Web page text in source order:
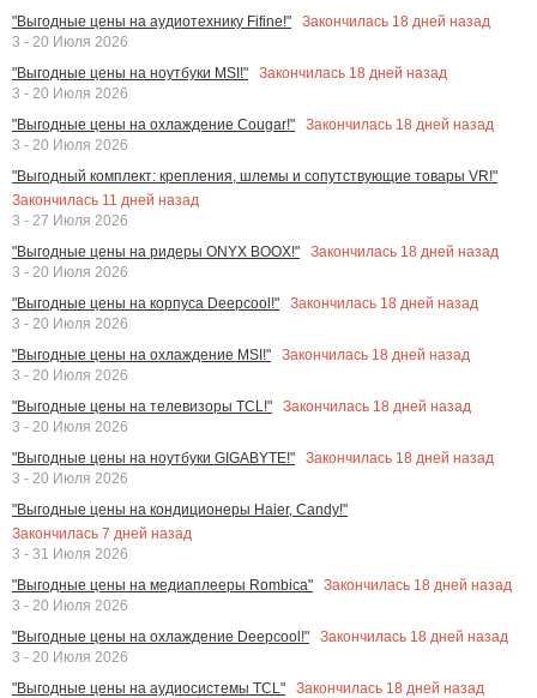
"Выгодные цены на аудиотехнику Fifine!"
Закончилась 18 дней назад
3 - 20 Июля 2026
"Выгодные цены на ноутбуки MSI!"
Закончилась 18 дней назад
3 - 20 Июля 2026
"Выгодные цены на охлаждение Cougar!"
Закончилась 18 дней назад
3 - 20 Июля 2026
"Выгодный комплект: крепления, шлемы и сопутствующие товары VR!"
Закончилась 11 дней назад
3 - 27 Июля 2026
"Выгодные цены на ридеры ONYX BOOX!"
Закончилась 18 дней назад
3 - 20 Июля 2026
"Выгодные цены на корпуса Deepcool!"
Закончилась 18 дней назад
3 - 20 Июля 2026
"Выгодные цены на охлаждение MSI!"
Закончилась 18 дней назад
3 - 20 Июля 2026
"Выгодные цены на телевизоры TCL!"
Закончилась 18 дней назад
3 - 20 Июля 2026
"Выгодные цены на ноутбуки GIGABYTE!"
Закончилась 18 дней назад
3 - 20 Июля 2026
"Выгодные цены на кондиционеры Haier, Candy!"
Закончилась 7 дней назад
3 - 31 Июля 2026
"Выгодные цены на медиаплееры Rombica"
Закончилась 18 дней назад
3 - 20 Июля 2026
"Выгодные цены на охлаждение Deepcool!"
Закончилась 18 дней назад
3 - 20 Июля 2026
"Выгодные цены на аудиосистемы TCL"
Закончилась 18 дней назад